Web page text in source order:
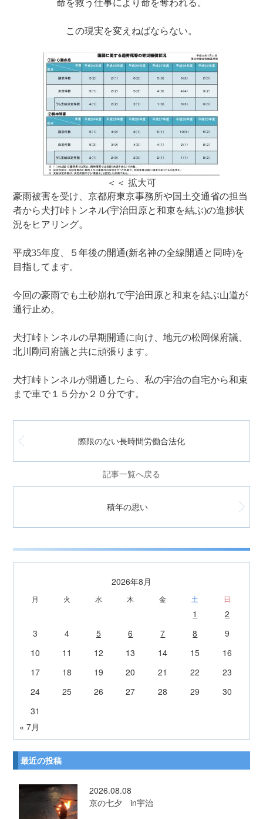
命を救う仕事により命を奪われる。
この現実を変えねばならない。
＜＜ 拡大可
豪雨被害を受け、京都府東京事務所や国土交通省の担当
者から犬打峠トンネル(宇治田原と和束を結ぶ)の進捗状
況をヒアリング。
平成35年度、５年後の開通(新名神の全線開通と同時)を
目指してます。
今回の豪雨でも土砂崩れで宇治田原と和束を結ぶ山道が
通行止め。
犬打峠トンネルの早期開通に向け、地元の松岡保府議、
北川剛司府議と共に頑張ります。
犬打峠トンネルが開通したら、私の宇治の自宅から和束
まで車で１５分か２０分です。
際限のない長時間労働合法化
記事一覧へ戻る
積年の思い
2026年8月
月 火 水 木 金 土 日
1
2
3
4 5 6 7 8
9
10
11 12 13 14 15
16
17
18 19 20 21 22
23
24
25 26 27 28 29
30
31
« 7月
最近の投稿
2026.08.08
京の七夕 in宇治